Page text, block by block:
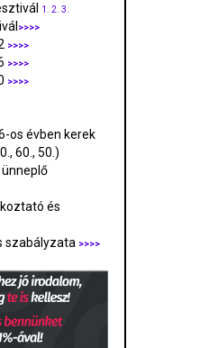
1. 2. 3.
>>>>
>>>>
>>>>
>>>>
os évben kerek
60., 50.)
és
szabályzata >>>>